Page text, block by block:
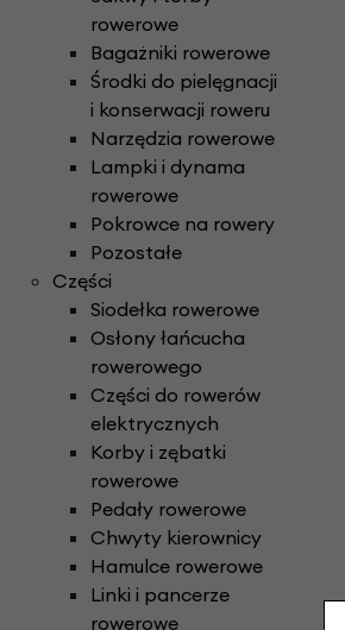
rowerowe
Bagażniki rowerowe
Środki do pielęgnacji
i konserwacji roweru
Narzędzia rowerowe
Lampki i dynama
rowerowe
Pokrowce na rowery
Pozostałe
Części
Siodełka rowerowe
Osłony łańcucha
rowerowego
Części do rowerów
elektrycznych
Korby i zębatki
rowerowe
Pedały rowerowe
Chwyty kierownicy
Hamulce rowerowe
Linki i pancerze
rowerowe